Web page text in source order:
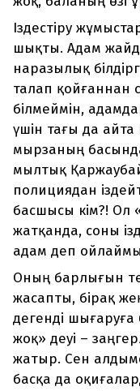
Іздестіру
шықты. Адам
наразылық
талап қойғаннан
білмеймін,
үшін тағы да
мырзаның
мылтық
полициядан
басшысы кім?! Ол
жатқанда, соны
адам деп
Оның барлығын
жасапты, бірақ
дегенді
жоқ» деуі –
жатыр. Сен
басқа да